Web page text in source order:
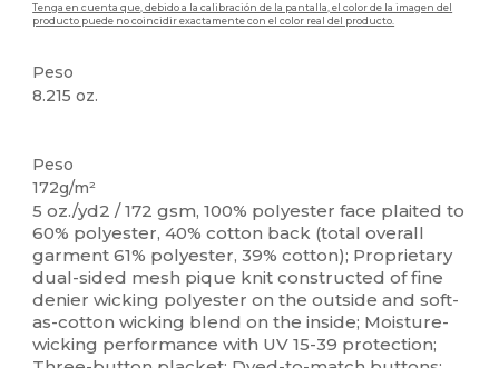
Tenga en cuenta que, debido a la calibración de la pantalla, el color de la imagen del
producto puede no coincidir exactamente con el color real del producto.
Peso
8.215 oz.
Peso
172g/m²
5 oz./yd2 / 172 gsm, 100% polyester face plaited to
60% polyester, 40% cotton back (total overall
garment 61% polyester, 39% cotton); Proprietary
dual-sided mesh pique knit constructed of fine
denier wicking polyester on the outside and soft-
as-cotton wicking blend on the inside; Moisture-
wicking performance with UV 15-39 protection;